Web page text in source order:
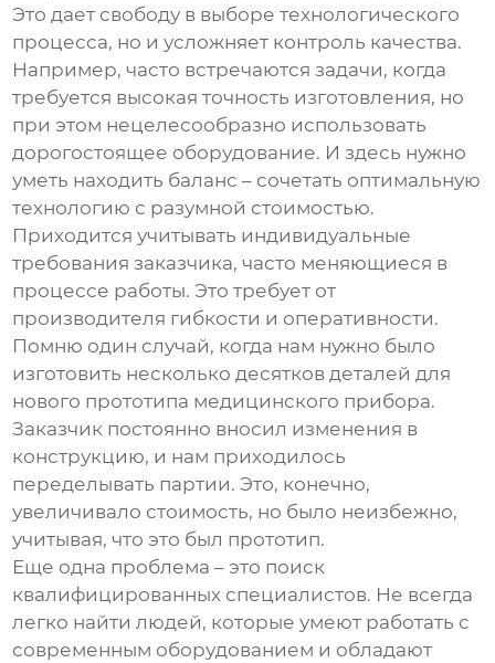
Это дает свободу в выборе технологического
процесса, но и усложняет контроль качества.
Например, часто встречаются задачи, когда
требуется высокая точность изготовления, но
при этом нецелесообразно использовать
дорогостоящее оборудование. И здесь нужно
уметь находить баланс – сочетать оптимальную
технологию с разумной стоимостью.
Приходится учитывать индивидуальные
требования заказчика, часто меняющиеся в
процессе работы. Это требует от
производителя гибкости и оперативности.
Помню один случай, когда нам нужно было
изготовить несколько десятков деталей для
нового прототипа медицинского прибора.
Заказчик постоянно вносил изменения в
конструкцию, и нам приходилось
переделывать партии. Это, конечно,
увеличивало стоимость, но было неизбежно,
учитывая, что это был прототип.
Еще одна проблема – это поиск
квалифицированных специалистов. Не всегда
легко найти людей, которые умеют работать с
современным оборудованием и обладают